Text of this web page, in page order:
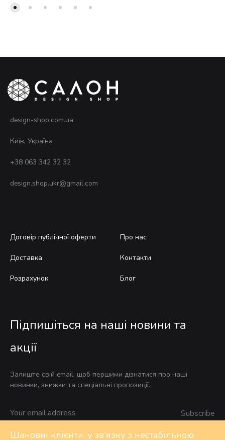
design-shop.com.ua
Київ, Україна
+38 063 342 32 32
design.shop.ukr@gmail.com
Договір публічної оферти
Доставка
Розрахунок
Про нас
Контакти
Блог
Підпишіться на наші новини та
акції
Залиште свій email, щоб першими дізнатися про наші
новинки, знижки та спеціальні пропозиції.
Шановні клієнти, у зв'язку з нестабільною